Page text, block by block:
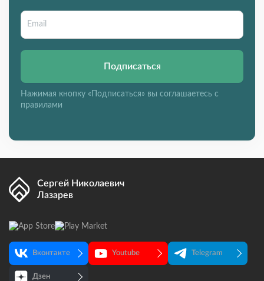
Подписаться
Нажимая кнопку «Подписаться» вы соглашаетесь с
правилами
Сергей Николаевич
Лазарев
Вконтакте Youtube Telegram
Дзен